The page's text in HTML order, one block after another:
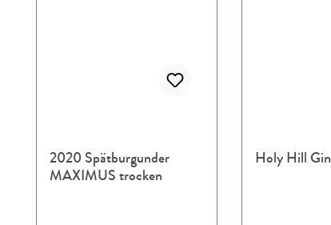
2020 Spätburgunder
MAXIMUS trocken
Holy Hill Gin